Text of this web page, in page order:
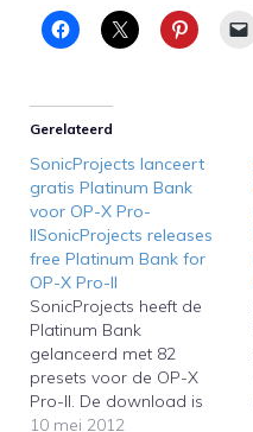
Gerelateerd
SonicProjects lanceert
gratis Platinum Bank
voor OP-X Pro-
IISonicProjects releases
free Platinum Bank for
OP-X Pro-II
SonicProjects heeft de
Platinum Bank
gelanceerd met 82
presets voor de OP-X
Pro-II. De download is
gratis via de website van
10 mei 2012